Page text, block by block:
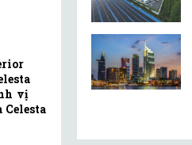
vị